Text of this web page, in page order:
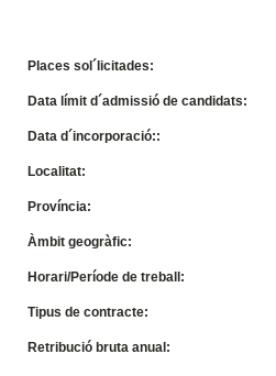
Places sol´licitades:
Data límit d´admissió de candidats:
Data d´incorporació::
Localitat:
Província:
Àmbit geogràfic:
Horari/Període de treball:
Tipus de contracte:
Retribució bruta anual: